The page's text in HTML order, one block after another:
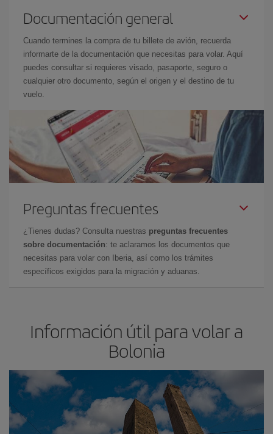
Documentación general
Cuando termines la compra de tu billete de avión, recuerda
informarte de la documentación que necesitas para volar. Aquí
puedes consultar si requieres visado, pasaporte, seguro o
cualquier otro documento, según el origen y el destino de tu
vuelo.
Preguntas frecuentes
¿Tienes dudas? Consulta nuestras preguntas frecuentes
sobre documentación: te aclaramos los documentos que
necesitas para volar con Iberia, así como los trámites
específicos exigidos para la migración y aduanas.
Información útil para volar a
Bolonia